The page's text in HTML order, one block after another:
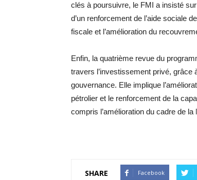
clés à poursuivre, le FMI a insisté
d’un renforcement de l’aide sociale
fiscale et l’amélioration du
Enfin, la quatrième revue du
travers l’investissement privé, grâce
gouvernance. Elle implique
pétrolier et le renforcement de la
compris l’amélioration du cadre de
SHARE Facebook